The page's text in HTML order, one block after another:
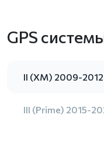
GPS
II (XM) 2009-2012
III (Prime) 2015-